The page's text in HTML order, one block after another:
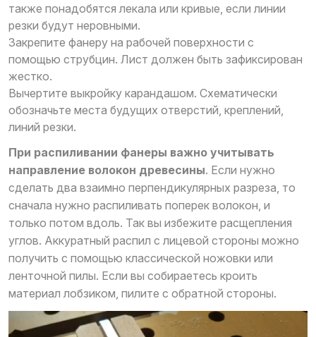
также понадобятся лекала или кривые, если линии
резки будут неровными.
Закрепите фанеру на рабочей поверхности с
помощью струбцин. Лист должен быть зафиксирован
жестко.
Вычертите выкройку карандашом. Схематически
обозначьте места будущих отверстий, креплений,
линий резки.
При распиливании фанеры важно учитывать
направление волокон древесины. Если нужно
сделать два взаимно перпендикулярных разреза, то
сначала нужно распиливать поперек волокон, и
только потом вдоль. Так вы избежите расщепления
углов. Аккуратный распил с лицевой стороны можно
получить с помощью классической ножовки или
ленточной пилы. Если вы собираетесь кроить
материал лобзиком, пилите с обратной стороны.